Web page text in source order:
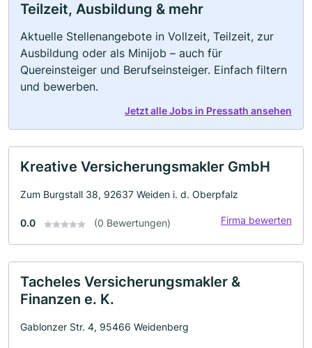
Teilzeit, Ausbildung & mehr
Aktuelle Stellenangebote in Vollzeit, Teilzeit, zur
Ausbildung oder als Minijob – auch für
Quereinsteiger und Berufseinsteiger. Einfach filtern
und bewerben.
Jetzt alle Jobs in Pressath ansehen
Kreative Versicherungsmakler GmbH
Zum Burgstall 38, 92637 Weiden i. d. Oberpfalz
0.0 (0 Bewertungen) Firma bewerten
Tacheles Versicherungsmakler &
Finanzen e. K.
Gablonzer Str. 4, 95466 Weidenberg